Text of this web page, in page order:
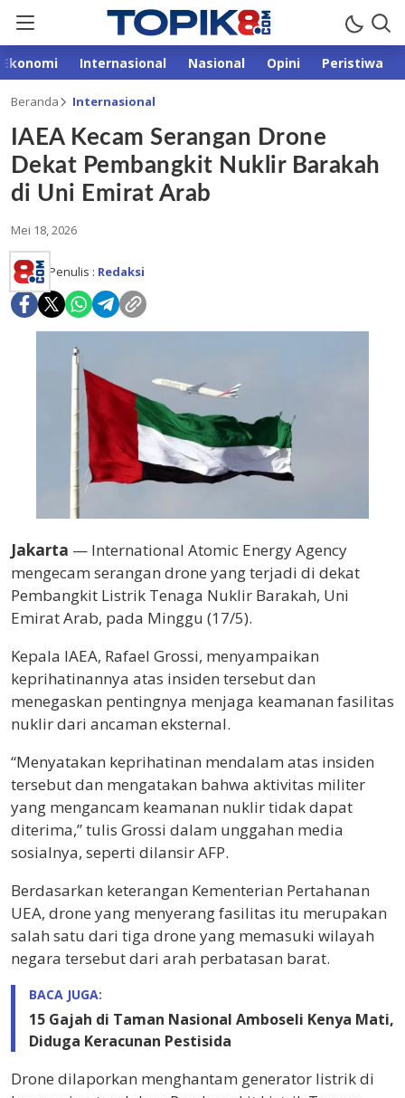
Ekonomi Internasional Nasional Opini Peristiwa
Beranda Internasional
IAEA Kecam Serangan Drone
Dekat Pembangkit Nuklir Barakah
di Uni Emirat Arab
Mei 18, 2026
Penulis : Redaksi
Jakarta — International Atomic Energy Agency
mengecam serangan drone yang terjadi di dekat
Pembangkit Listrik Tenaga Nuklir Barakah, Uni
Emirat Arab, pada Minggu (17/5).
Kepala IAEA, Rafael Grossi, menyampaikan
keprihatinannya atas insiden tersebut dan
menegaskan pentingnya menjaga keamanan fasilitas
nuklir dari ancaman eksternal.
“Menyatakan keprihatinan mendalam atas insiden
tersebut dan mengatakan bahwa aktivitas militer
yang mengancam keamanan nuklir tidak dapat
diterima,” tulis Grossi dalam unggahan media
sosialnya, seperti dilansir AFP.
Berdasarkan keterangan Kementerian Pertahanan
UEA, drone yang menyerang fasilitas itu merupakan
salah satu dari tiga drone yang memasuki wilayah
negara tersebut dari arah perbatasan barat.
BACA JUGA:
15 Gajah di Taman Nasional Amboseli Kenya Mati,
Diduga Keracunan Pestisida
Drone dilaporkan menghantam generator listrik di